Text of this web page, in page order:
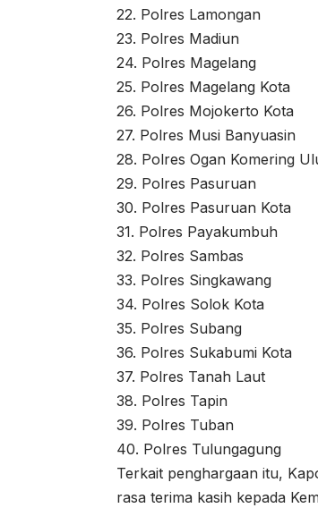
22. Polres Lamongan
23. Polres Madiun
24. Polres Magelang
25. Polres Magelang Kota
26. Polres Mojokerto Kota
27. Polres Musi Banyuasin
28. Polres Ogan Komering
29. Polres Pasuruan
30. Polres Pasuruan Kota
31. Polres Payakumbuh
32. Polres Sambas
33. Polres Singkawang
34. Polres Solok Kota
35. Polres Subang
36. Polres Sukabumi Kota
37. Polres Tanah Laut
38. Polres Tapin
39. Polres Tuban
40. Polres Tulungagung
Terkait penghargaan itu,
rasa terima kasih kepada